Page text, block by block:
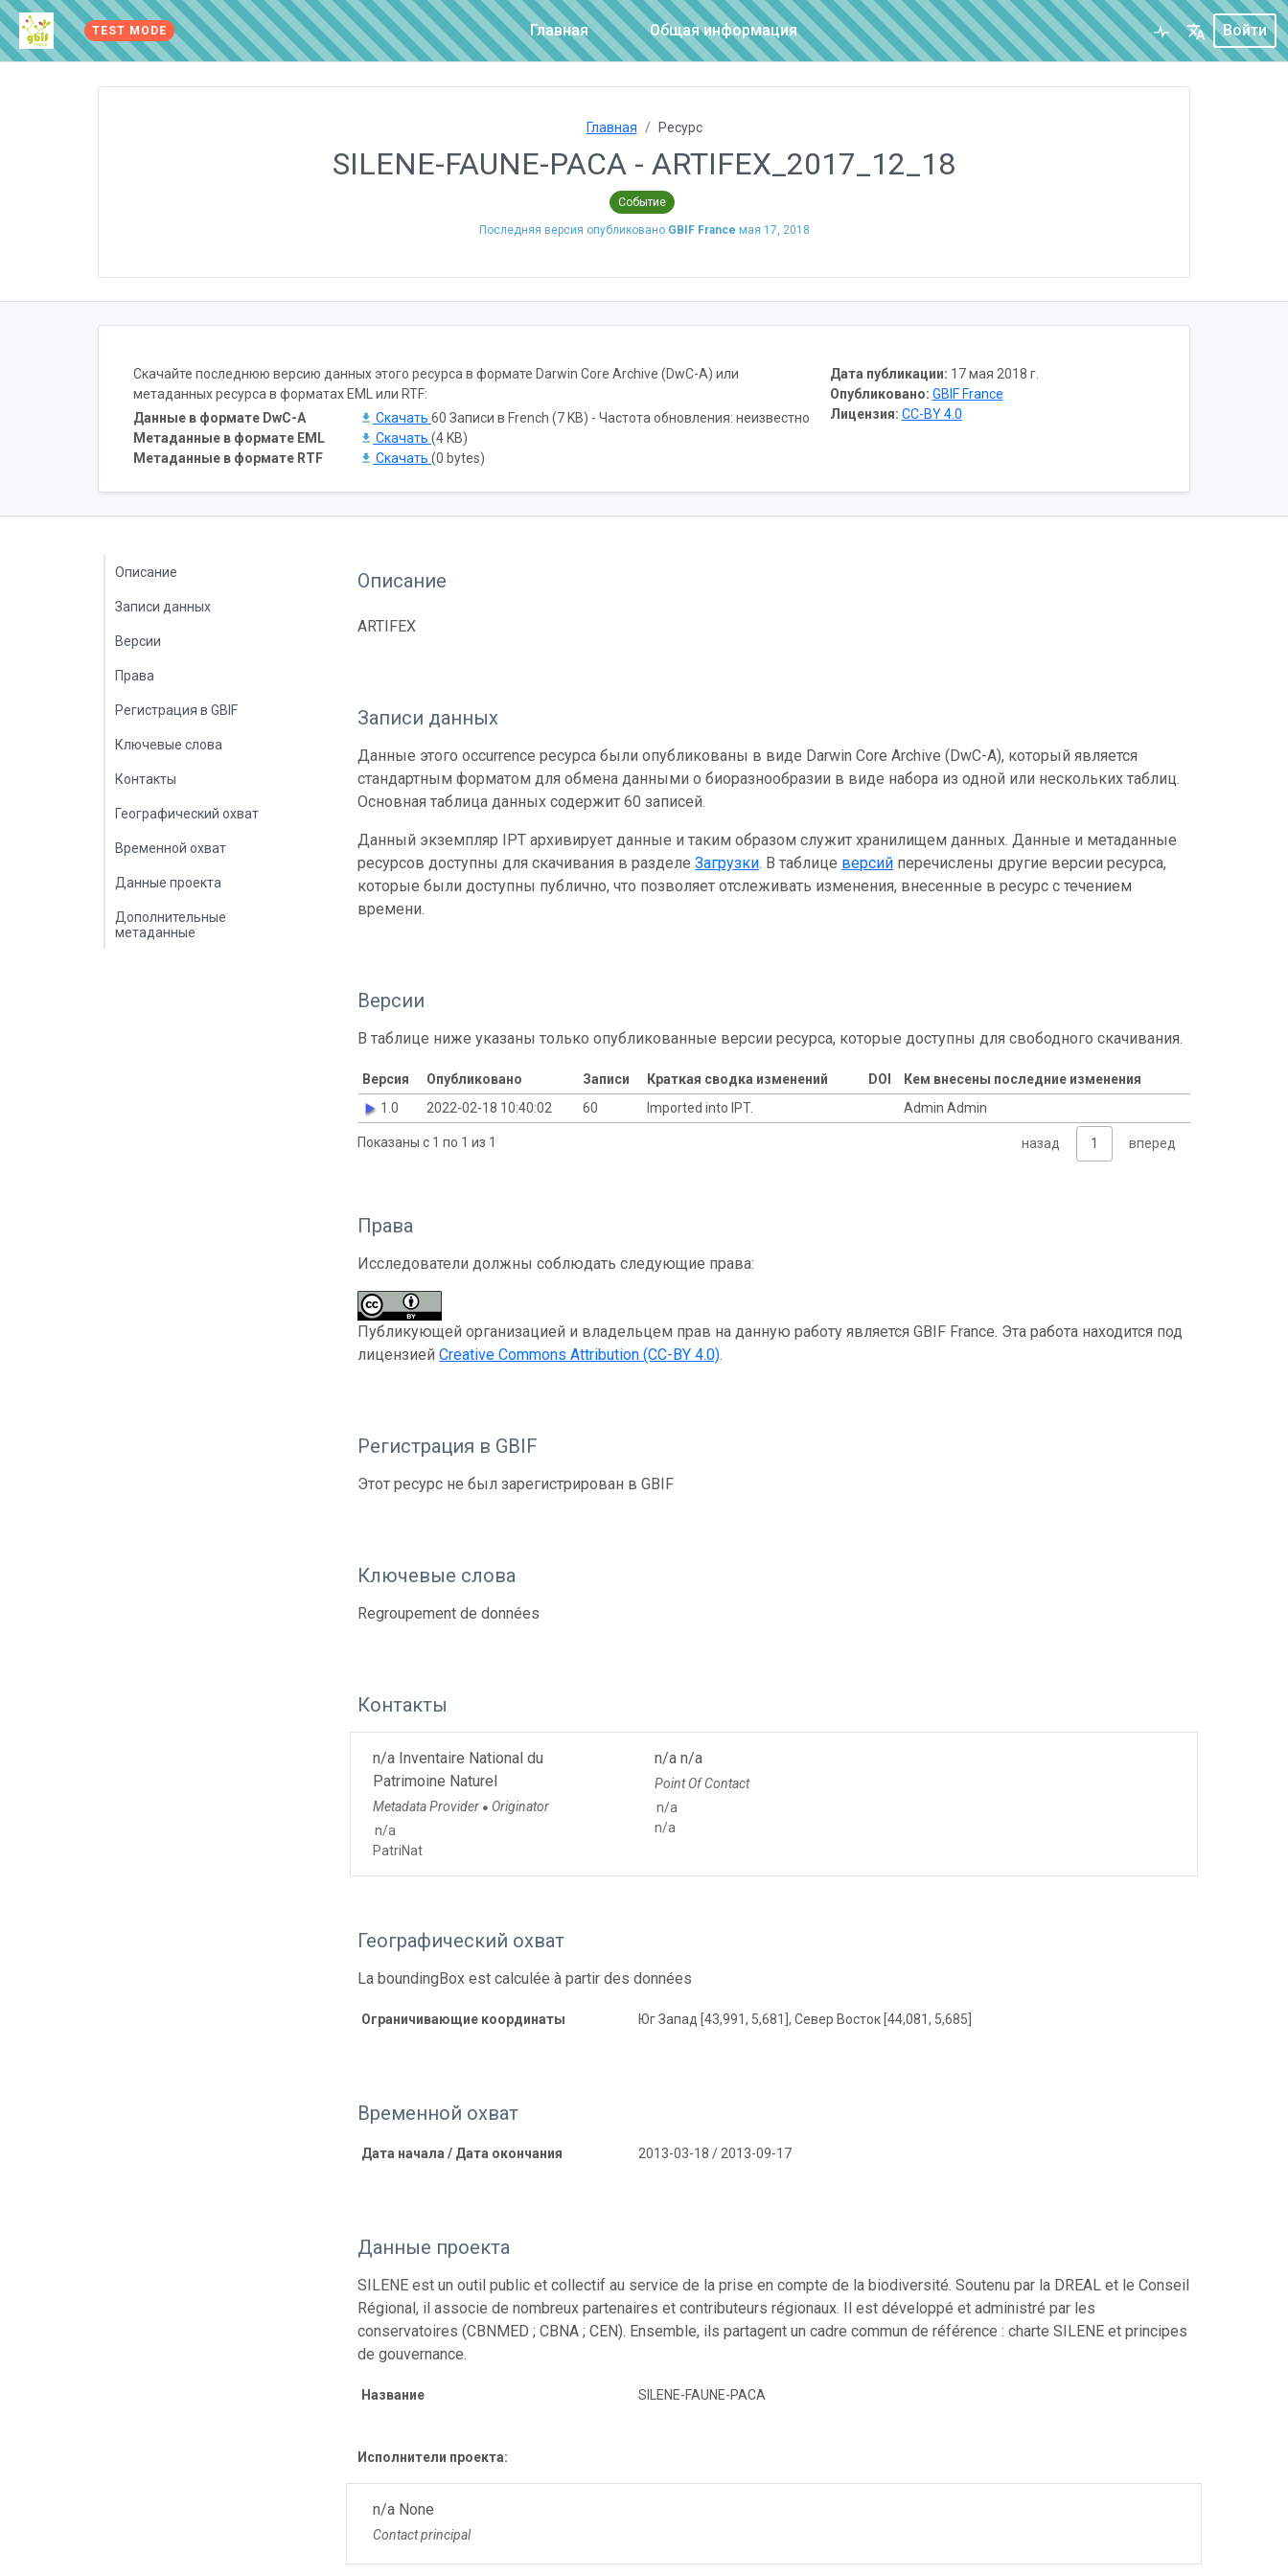
TEST MODE Главная Общая информация Войти
Главная Ресурс
SILENE-FAUNE-PACA - ARTIFEX_2017_12_18
Событие
Последняя версия опубликовано GBIF France мая 17, 2018
Дата публикации: 17 мая 2018 г.
Опубликовано: GBIF France
Лицензия: CC-BY 4.0
Скачайте последнюю версию данных этого ресурса в формате Darwin Core Archive (DwC-A) или
метаданных ресурса в форматах EML или RTF:
Данные в формате DwC-A
Скачать 60 Записи в French (7 KB) - Частота обновления: неизвестно
Метаданные в формате EML
Скачать (4 KB)
Метаданные в формате RTF
Скачать (0 bytes)
Описание
Записи данных
Версии
Права
Регистрация в GBIF
Ключевые слова
Контакты
Географический охват
Временной охват
Данные проекта
Дополнительные
метаданные
Описание
ARTIFEX
Записи данных
Данные этого occurrence ресурса были опубликованы в виде Darwin Core Archive (DwC-A), который является
стандартным форматом для обмена данными о биоразнообразии в виде набора из одной или нескольких таблиц.
Основная таблица данных содержит 60 записей.
Данный экземпляр IPT архивирует данные и таким образом служит хранилищем данных. Данные и метаданные
ресурсов доступны для скачивания в разделеЗагрузки. В таблице версий перечислены другие версии ресурса,
которые были доступны публично, что позволяет отслеживать изменения, внесенные в ресурс с течением
времени.
Версии
В таблице ниже указаны только опубликованные версии ресурса, которые доступны для свободного скачивания.
Версия Опубликовано Записи Краткая сводка изменений DOI
Кем внесены последние изменения
1.0
2022-02-18 10:40:02 60 Imported into IPT. Admin Admin
Показаны с 1 по 1 из 1 назад 1 вперед
Права
Исследователи должны соблюдать следующие права:
Публикующей организацией и владельцем прав на данную работу является GBIF France. Эта работа находится под
лицензиейCreative Commons Attribution (CC-BY 4.0).
Регистрация в GBIF
Этот ресурс не был зарегистрирован в GBIF
Ключевые слова
Regroupement de données
Контакты
n/a Inventaire National du
Patrimoine Naturel
Metadata Provider ● Originator
n/a
PatriNat
n/a n/a
Point Of Contact
n/a
n/a
Географический охват
La boundingBox est calculée à partir des données
Ограничивающие координаты Юг Запад [43,991, 5,681], Север Восток [44,081, 5,685]
Временной охват
Дата начала / Дата окончания 2013-03-18 / 2013-09-17
Данные проекта
SILENE est un outil public et collectif au service de la prise en compte de la biodiversité. Soutenu par la DREAL et le Conseil
Régional, il associe de nombreux partenaires et contributeurs régionaux. Il est développé et administré par les
conservatoires (CBNMED ; CBNA ; CEN). Ensemble, ils partagent un cadre commun de référence : charte SILENE et principes
de gouvernance.
Название SILENE-FAUNE-PACA
Исполнители проекта:
n/a None
Contact principal